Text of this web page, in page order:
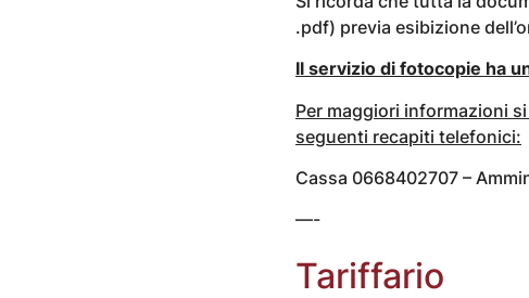
.pdf) previa esibizione
Il servizio di fotocopie ha
Per maggiori informazioni
seguenti recapiti telefonici:
Cassa 0668402707 –
—-
Tariffario